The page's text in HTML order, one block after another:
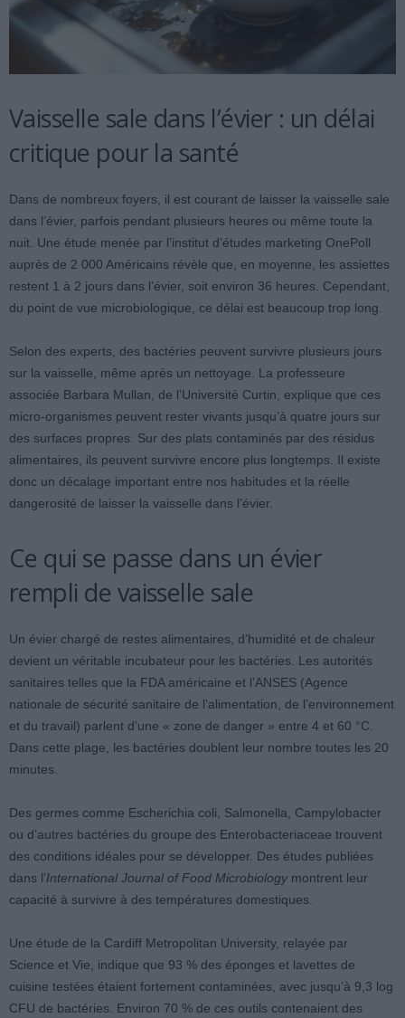
Vaisselle sale dans l’évier : un délai
critique pour la santé
Dans de nombreux foyers, il est courant de laisser la vaisselle sale
dans l’évier, parfois pendant plusieurs heures ou même toute la
nuit. Une étude menée par l’institut d’études marketing OnePoll
auprès de 2 000 Américains révèle que, en moyenne, les assiettes
restent 1 à 2 jours dans l’évier, soit environ 36 heures. Cependant,
du point de vue microbiologique, ce délai est beaucoup trop long.
Selon des experts, des bactéries peuvent survivre plusieurs jours
sur la vaisselle, même après un nettoyage. La professeure
associée Barbara Mullan, de l’Université Curtin, explique que ces
micro-organismes peuvent rester vivants jusqu’à quatre jours sur
des surfaces propres. Sur des plats contaminés par des résidus
alimentaires, ils peuvent survivre encore plus longtemps. Il existe
donc un décalage important entre nos habitudes et la réelle
dangerosité de laisser la vaisselle dans l’évier.
Ce qui se passe dans un évier
rempli de vaisselle sale
Un évier chargé de restes alimentaires, d’humidité et de chaleur
devient un véritable incubateur pour les bactéries. Les autorités
sanitaires telles que la FDA américaine et l’ANSES (Agence
nationale de sécurité sanitaire de l’alimentation, de l’environnement
et du travail) parlent d’une « zone de danger » entre 4 et 60 °C.
Dans cette plage, les bactéries doublent leur nombre toutes les 20
minutes.
Des germes comme Escherichia coli, Salmonella, Campylobacter
ou d’autres bactéries du groupe des Enterobacteriaceae trouvent
des conditions idéales pour se développer. Des études publiées
dans l’International Journal of Food Microbiology montrent leur
capacité à survivre à des températures domestiques.
Une étude de la Cardiff Metropolitan University, relayée par
Science et Vie, indique que 93 % des éponges et lavettes de
cuisine testées étaient fortement contaminées, avec jusqu’à 9,3 log
CFU de bactéries. Environ 70 % de ces outils contenaient des